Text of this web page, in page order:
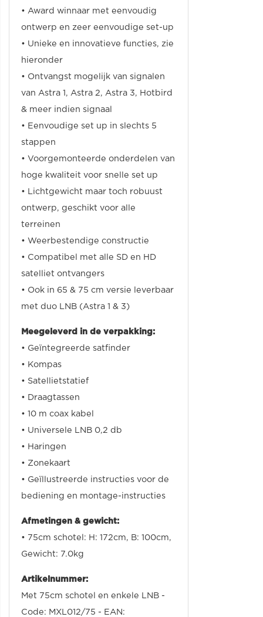
• Award winnaar met eenvoudig
ontwerp en zeer eenvoudige set-up
• Unieke en innovatieve functies, zie
hieronder
• Ontvangst mogelijk van signalen
van Astra 1, Astra 2, Astra 3, Hotbird
& meer indien signaal
• Eenvoudige set up in slechts 5
stappen
• Voorgemonteerde onderdelen van
hoge kwaliteit voor snelle set up
• Lichtgewicht maar toch robuust
ontwerp, geschikt voor alle
terreinen
• Weerbestendige constructie
• Compatibel met alle SD en HD
satelliet ontvangers
• Ook in 65 & 75 cm versie leverbaar
met duo LNB (Astra 1 & 3)
Meegeleverd in de verpakking:
• Geïntegreerde satfinder
• Kompas
• Satellietstatief
• Draagtassen
• 10 m coax kabel
• Universele LNB 0,2 db
• Haringen
• Zonekaart
• Geïllustreerde instructies voor de
bediening en montage-instructies
Afmetingen & gewicht:
• 75cm schotel: H: 172cm, B: 100cm,
Gewicht: 7.0kg
Artikelnummer:
Met 75cm schotel en enkele LNB -
Code: MXL012/75 - EAN: